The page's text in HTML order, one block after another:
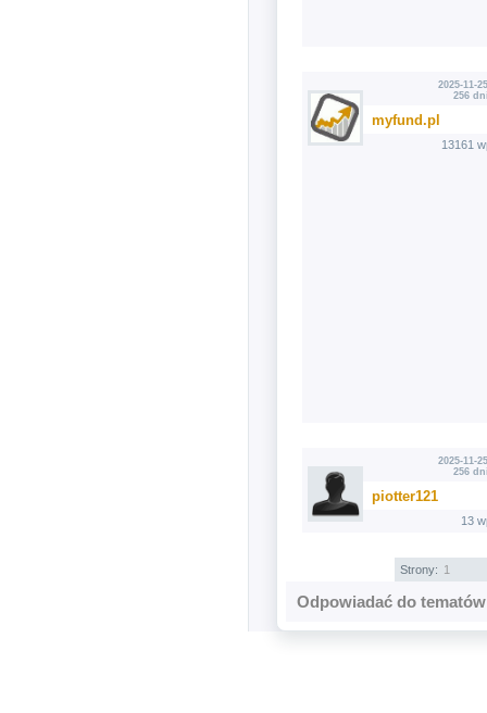
2025-11-
256
myfund.pl
13161
2025-11-
256
piotter121
13
Strony: 1
Odpowiadać do